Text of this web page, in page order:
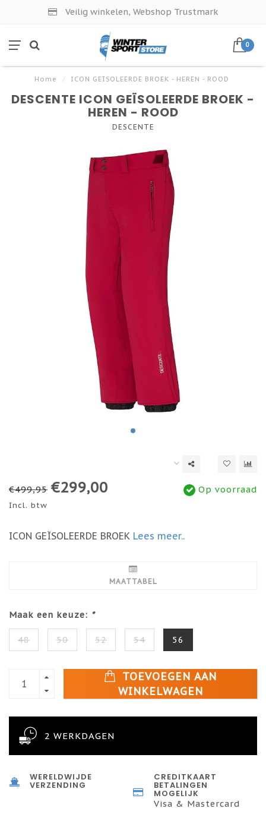
Veilig winkelen, Webshop Trustmark
0
Home / ICON GEÏSOLEERDE BROEK - HEREN - ROOD
DESCENTE ICON GEÏSOLEERDE BROEK -
HEREN - ROOD
DESCENTE
€499,95 €299,00
Incl. btw
Op voorraad
ICON GEÏSOLEERDE BROEK Lees meer..
MAATTABEL
Maak een keuze: *
48 50 52 54 56
TOEVOEGEN AAN
WINKELWAGEN
2 WERKDAGEN
WERELDWIJDE
VERZENDING
CREDITKAART
BETALINGEN
MOGELIJK
Visa & Mastercard